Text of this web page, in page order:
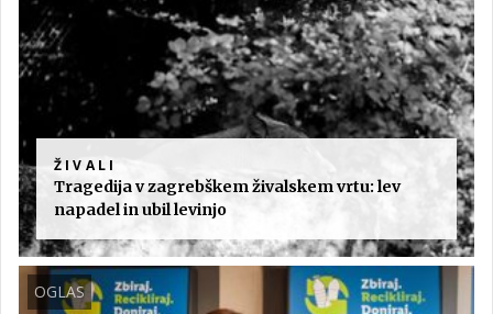
ŽIVALI
Tragedija v zagrebškem živalskem vrtu: lev
napadel in ubil levinjo
OGLAS